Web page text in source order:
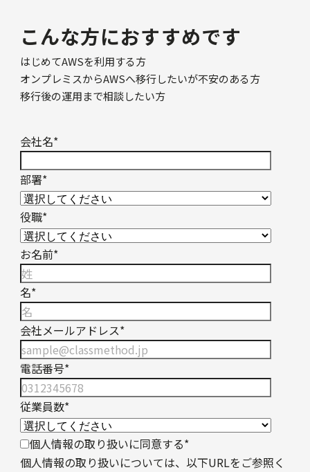
こんな方におすすめです
はじめてAWSを利用する方
オンプレミスからAWSへ移行したいが不安のある方
移行後の運用まで相談したい方
会社名*
部署*
役職*
お名前*
名*
会社メールアドレス*
電話番号*
従業員数*
個人情報の取り扱いに同意する*
個人情報の取り扱いについては、以下URLをご参照く